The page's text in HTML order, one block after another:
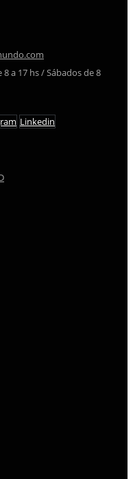
8 a 17 hs / Sábados de 8
Linkedin